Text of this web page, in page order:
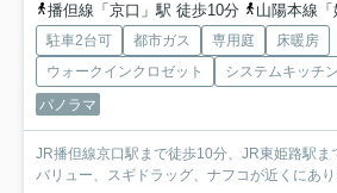
播但線「京口」駅 徒歩10分
山陽本線
駐車2台可 都市ガス 専用庭
床暖房
ウォークインクロゼット
システムキッチン
パノラマ
JR播但線京口駅まで徒歩10分、JR東姫路駅ま
バリュー、スギドラッグ、ナフコが近くにあ